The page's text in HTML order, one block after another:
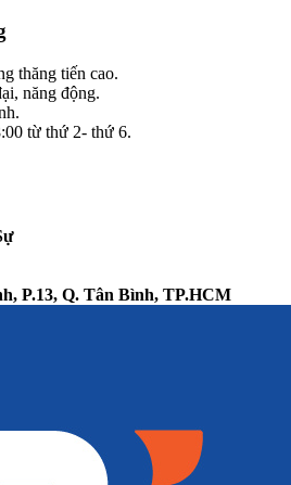
thăng tiến cao.
năng động.
từ thứ 2- thứ 6.
P.13, Q. Tân Bình, TP.HCM